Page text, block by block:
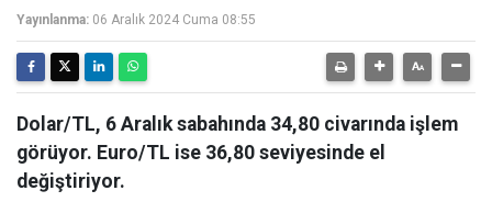
Yayınlanma: 06 Aralık 2024 Cuma 08:55
Dolar/TL, 6 Aralık sabahında 34,80 civarında işlem
görüyor. Euro/TL ise 36,80 seviyesinde el
değiştiriyor.